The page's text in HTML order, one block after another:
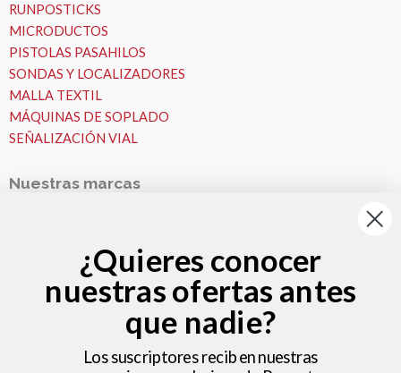
RUNPOSTICKS
MICRODUCTOS
PISTOLAS PASAHILOS
SONDAS Y LOCALIZADORES
MALLA TEXTIL
MÁQUINAS DE SOPLADO
SEÑALIZACIÓN VIAL
Nuestras marcas
VESALA
MICROZANJAS
¿Quieres conocer
nuestras ofertas antes
que nadie?
Los suscriptores reciben nuestras